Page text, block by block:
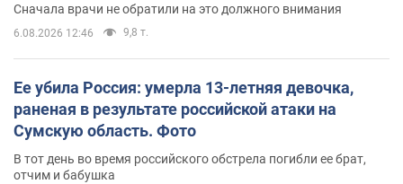
Сначала врачи не обратили на это должного внимания
6.08.2026 12:46 9,8 т.
Ее убила Россия: умерла 13-летняя девочка,
раненая в результате российской атаки на
Сумскую область. Фото
В тот день во время российского обстрела погибли ее брат,
отчим и бабушка